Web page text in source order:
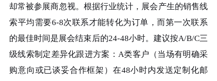
却常被参展商忽视。根据行业统计，展会产生的销售线
索平均需要6-8次联系才能转化为订单，而第一次联系
的最佳时间是展会结束后的24-48小时。建议按A/B/C三
级线索制定差异化跟进方案：A类客户（当场有明确采
购意向或已谈妥合作框架）在48小时内发送定制化邮